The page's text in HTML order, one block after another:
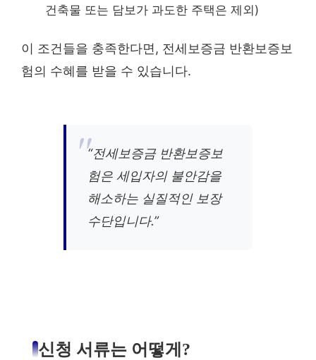
건축물 또는 담보가 과도한 주택은 제외)
이 조건들을 충족한다면, 전세보증금 반환보증보
험의 수혜를 받을 수 있습니다.
“전세보증금 반환보증보
험은 세입자의 불안감을
해소하는 실질적인 보장
수단입니다.”
신청 서류는 어떻게?